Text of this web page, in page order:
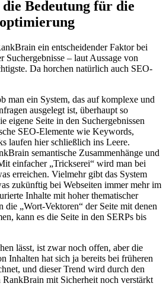
Bedeutung für die
ein entscheidender Faktor bei
Suchergebnisse – laut Aussage von
Da horchen natürlich auch SEO-
man ein System, das auf komplexe und
ausgelegt ist, überhaupt so
eigene Seite in den Suchergebnissen
SEO-Elemente wie Keywords,
laufen hier schließlich ins Leere.
semantische Zusammenhänge und
einfacher „Trickserei“ wird man bei
erreichen. Vielmehr gibt das System
zukünftig bei Webseiten immer mehr im
Inhalte mit hoher thematischer
die „Wort-Vektoren“ der Seite mit denen
kann es die Seite in den SERPs bis
lässt, ist zwar noch offen, aber die
Inhalten hat sich ja bereits bei früheren
und dieser Trend wird durch den
mit Sicherheit noch verstärkt